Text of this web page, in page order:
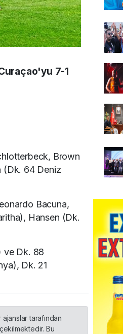
7-1
Brown
(Dk. 64 Deniz
Bacuna,
Hansen (Dk.
ve Dk. 88
Dk. 21
tarafından
Bu